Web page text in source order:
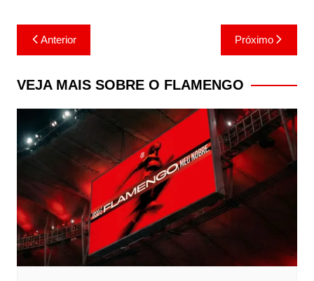
Navegação
de
Post
Anterior Próximo
VEJA MAIS SOBRE O FLAMENGO